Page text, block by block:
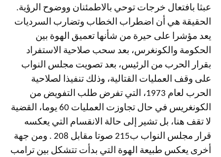
عبثا بافتعال خرجات توحي بالاطمئنان ووضوح الرؤية.
الحقيقة هي أن اضطراب الخطاب وتضارب السرديات
يعد مؤشرا على حيرة من شأنها تعميق الهوة بين
الحكومة والكونغرس، بعد سحب صلاحية الاستفراد
بقرار الحرب من الرئيس، بعد تصويت مجلس النواب
على وقف العمليات القتالية، وذلك تنفيذا لصلاحية
الحرب لعام 1973، التي تفرض طلب التفويض من
الكونغريس في حال تجاوزت العمليات 60 يوما، القضية
لا تقف هنا، بل تشير إلى حالة الانقسام التي يعكسه
قرار مجلس النواب ب215 صوتا مقابل 208 . ومن جهة
أخرى يعكس طبيعة الهوة التي بدأت تتشكل بين ترامب